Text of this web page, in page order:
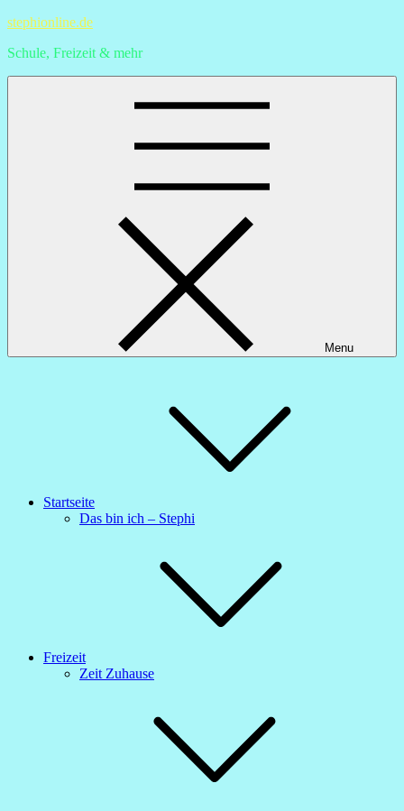
Skip
content
stephionline.de
Schule, Freizeit & mehr
Menu
Startseite
Das bin ich – Stephi
Freizeit
Zeit Zuhause